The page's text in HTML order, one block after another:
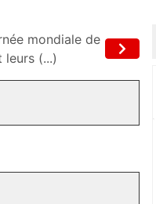
mondiale de
(...)